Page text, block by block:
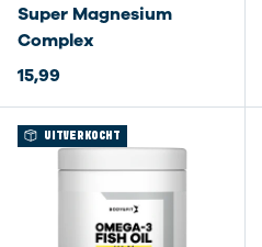
Super Magnesium
Complex
15,99
UITVERKOCHT